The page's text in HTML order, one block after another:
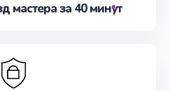
мастера за 40 минут